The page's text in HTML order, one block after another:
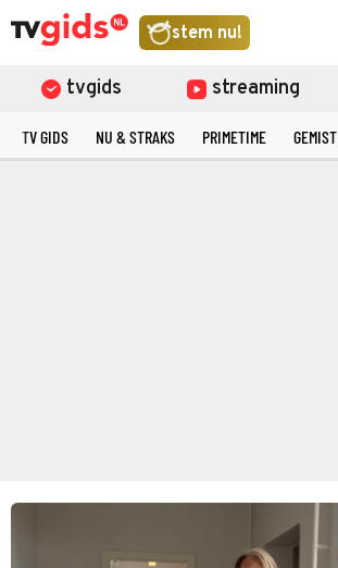
stem nu!
tvgids streaming
TV GIDS NU & STRAKS PRIMETIME GEMIST